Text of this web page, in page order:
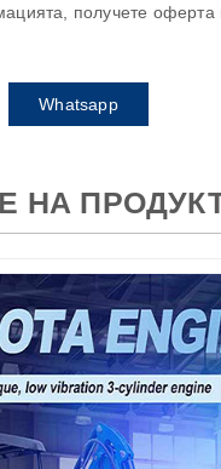
получете оферта
Whatsapp
НА